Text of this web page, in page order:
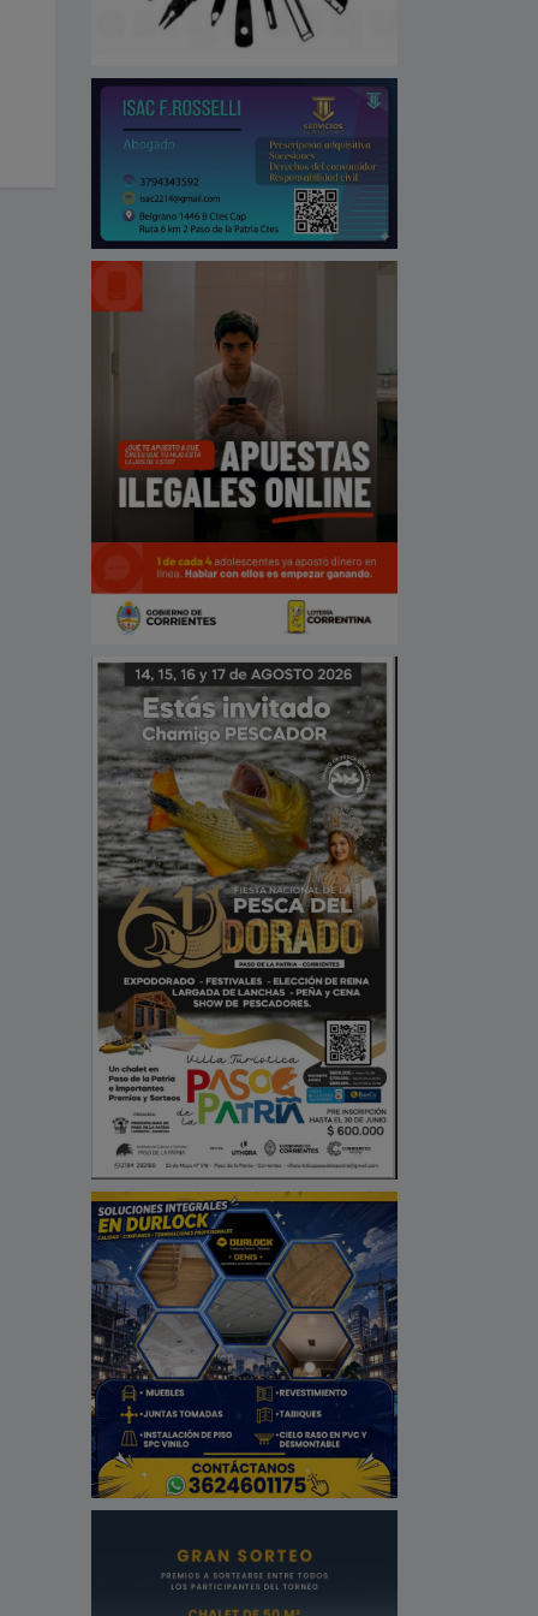
PASO DE LA PATRIA. Se asignó el
STARCHEVICH" a la calle 94 de
nuestra localidad.
Septiembre 24, 2025